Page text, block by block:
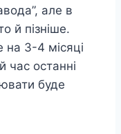
але в
й пізніше.
3-4 місяці
час останні
буде